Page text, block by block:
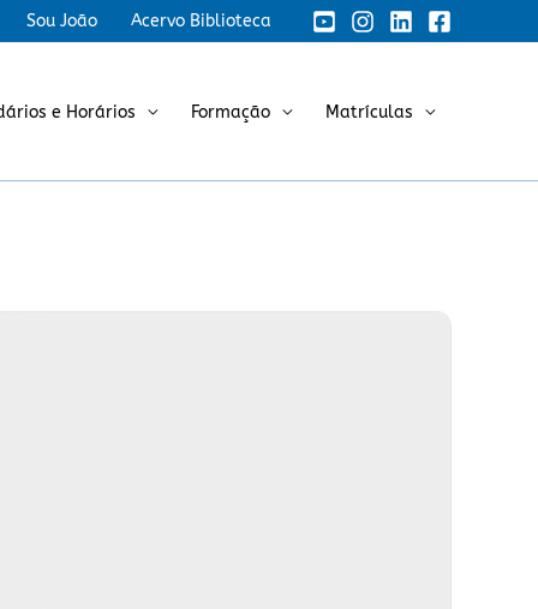
Sou João Acervo Biblioteca
e Horários Formação Matrículas